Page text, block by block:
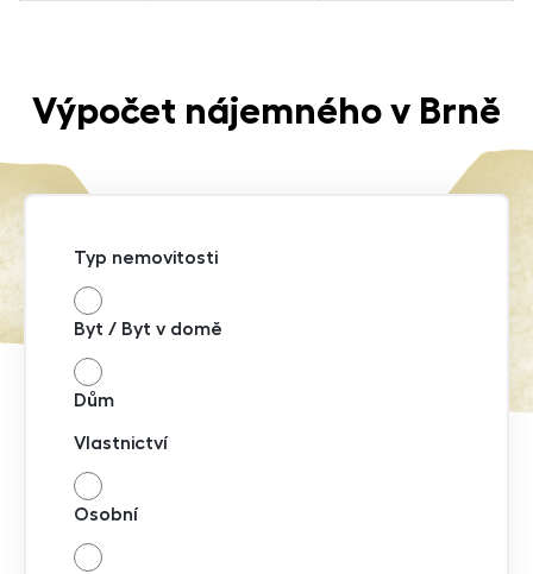
Výpočet nájemného v Brně
Typ nemovitosti
Byt / Byt v domě
Dům
Vlastnictví
Osobní